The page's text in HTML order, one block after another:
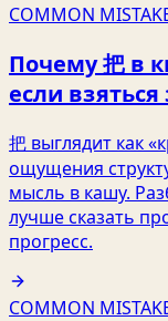
COMMON
Почему 把 в
если
把 выглядит как
ощущения
мысль в кашу.
лучше сказать
прогресс.
COMMON